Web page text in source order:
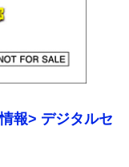
報> デジタルセ